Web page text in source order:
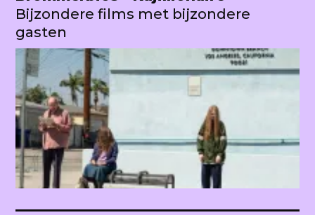
Bijzondere films met bijzondere
gasten